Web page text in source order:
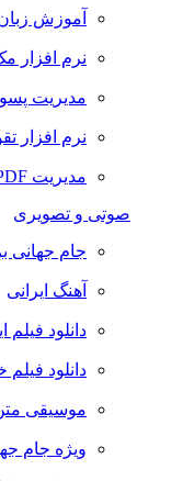
آموزش
نرم افزار
مدیریت
نرم افزار
مدیریت PDF
صوتی و تصویری
جام جهانی
آهنگ ایرانی
دانلود فیلم
دانلود
موسیقی
ویژه جام جهانی